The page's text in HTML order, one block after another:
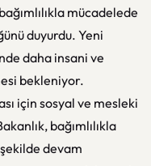
mücadelede
duyurdu. Yeni
daha insani ve
bekleniyor.
için sosyal ve mesleki
bağımlılıkla
devam